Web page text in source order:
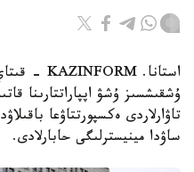
ۇشقىشسىز ۇشۋ اپپاراتتارىنا
تاۋارلاردى ەكسپورتتاۋعا
ساۋدا مينيسترلىگى حابارلادى.